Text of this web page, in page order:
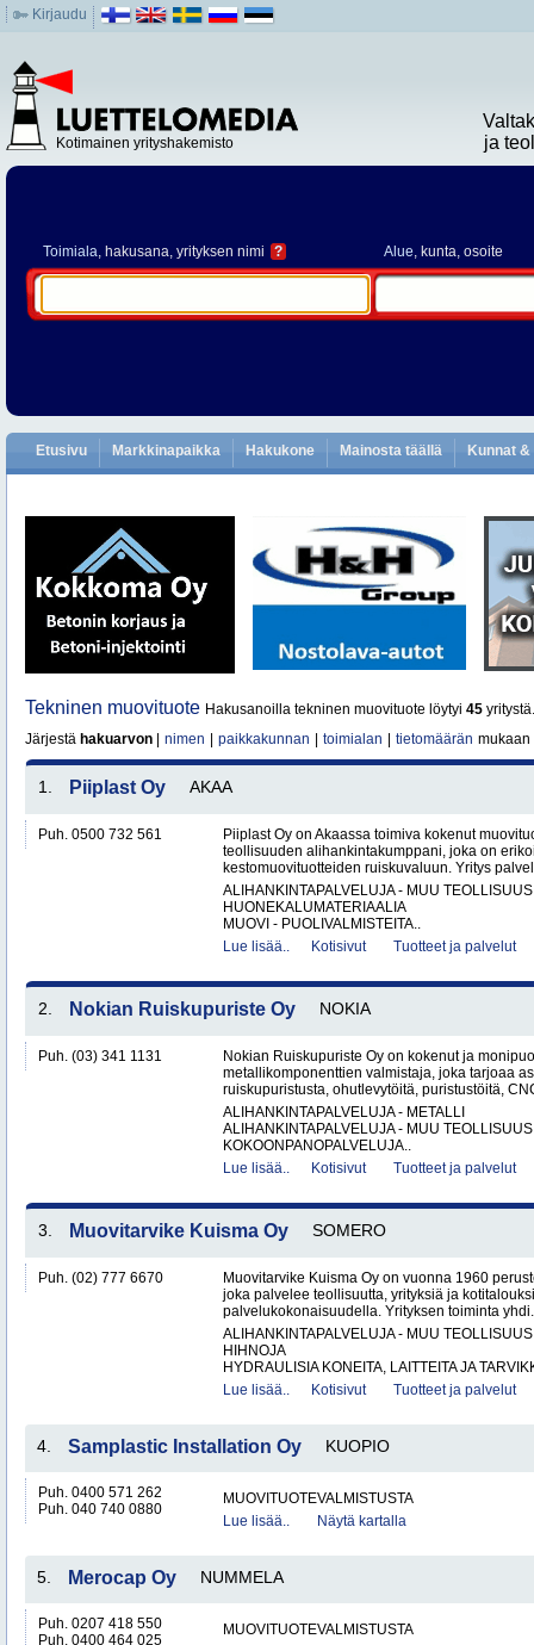
Kirjaudu
Kotimainen yrityshakemisto
ja
Toimiala, hakusana, yrityksen nimi ? Alue, kunta, osoite
Etusivu Markkinapaikka Hakukone Mainosta täällä Kunnat
Tekninen muovituote Hakusanoilla tekninen muovituote löytyi 45 yritystä.
Järjestä hakuarvon nimen paikkakunnan toimialan tietomäärän mukaan
1. Piiplast Oy AKAA
Puh. 0500 732 561
Piiplast Oy on Akaassa toimiva kokenut
teollisuuden alihankintakumppani, joka on
kestomuovituotteiden ruiskuvaluun. Yritys
ALIHANKINTAPALVELUJA - MUU TEOLLISUUS
HUONEKALUMATERIAALIA
MUOVI - PUOLIVALMISTEITA..
Lue lisää..
Kotisivut Tuotteet ja palvelut
2. Nokian Ruiskupuriste Oy NOKIA
Puh. (03) 341 1131
Nokian Ruiskupuriste Oy on kokenut ja
metallikomponenttien valmistaja, joka tarjoaa
ruiskupuristusta, ohutlevytöitä, puristustöitä,
ALIHANKINTAPALVELUJA - METALLI
ALIHANKINTAPALVELUJA - MUU TEOLLISUUS
KOKOONPANOPALVELUJA..
Lue lisää..
Kotisivut Tuotteet ja palvelut
3. Muovitarvike Kuisma Oy SOMERO
Puh. (02) 777 6670
Muovitarvike Kuisma Oy on vuonna 1960
joka palvelee teollisuutta, yrityksiä ja
palvelukokonaisuudella. Yrityksen toiminta
ALIHANKINTAPALVELUJA - MUU TEOLLISUUS
HIHNOJA
HYDRAULISIA KONEITA, LAITTEITA JA
Lue lisää..
Kotisivut Tuotteet ja palvelut
4. Samplastic Installation Oy KUOPIO
Puh. 0400 571 262
Puh. 040 740 0880
MUOVITUOTEVALMISTUSTA
Lue lisää..
Näytä kartalla
5. Merocap Oy NUMMELA
Puh. 0207 418 550
Puh. 0400 464 025
MUOVITUOTEVALMISTUSTA